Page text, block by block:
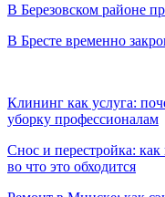
В Березовском районе
В Бресте временно
Клининг как услуга:
уборку профессионалам
Снос и перестройка:
во что это обходится